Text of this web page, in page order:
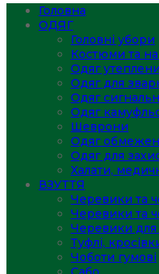
Головна
ОДЯГ
Головні убори
Костюми та
Одяг
Одяг для
Одяг
Одяг
Шеврони
Одяг
Одяг для
Халати,
ВЗУТТЯ
Черевики та
Черевики та
Черевики для
Туфлі,
Чоботи гумові